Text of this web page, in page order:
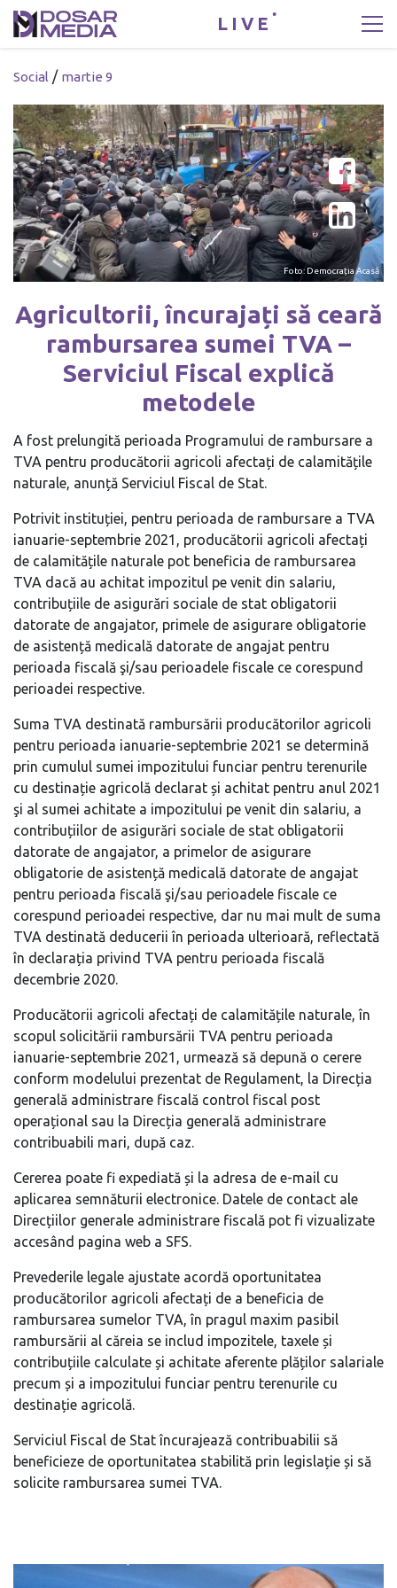
LIVE
Social / martie 9
Foto: Democrația Acasă
Agricultorii, încurajați să ceară
rambursarea sumei TVA –
Serviciul Fiscal explică
metodele
A fost prelungită perioada Programului de rambursare a
TVA pentru producătorii agricoli afectați de calamitățile
naturale, anunță Serviciul Fiscal de Stat.
Potrivit instituției, pentru perioada de rambursare a TVA
ianuarie-septembrie 2021, producătorii agricoli afectați
de calamitățile naturale pot beneficia de rambursarea
TVA dacă au achitat impozitul pe venit din salariu,
contribuțiile de asigurări sociale de stat obligatorii
datorate de angajator, primele de asigurare obligatorie
de asistență medicală datorate de angajat pentru
perioada fiscală şi/sau perioadele fiscale ce corespund
perioadei respective.
Suma TVA destinată rambursării producătorilor agricoli
pentru perioada ianuarie-septembrie 2021 se determină
prin cumulul sumei impozitului funciar pentru terenurile
cu destinație agricolă declarat și achitat pentru anul 2021
şi al sumei achitate a impozitului pe venit din salariu, a
contribuțiilor de asigurări sociale de stat obligatorii
datorate de angajator, a primelor de asigurare
obligatorie de asistență medicală datorate de angajat
pentru perioada fiscală şi/sau perioadele fiscale ce
corespund perioadei respective, dar nu mai mult de suma
TVA destinată deducerii în perioada ulterioară, reflectată
în declarația privind TVA pentru perioada fiscală
decembrie 2020.
Producătorii agricoli afectați de calamitățile naturale, în
scopul solicitării rambursării TVA pentru perioada
ianuarie-septembrie 2021, urmează să depună o cerere
conform modelului prezentat de Regulament, la Direcția
generală administrare fiscală control fiscal post
operațional sau la Direcția generală administrare
contribuabili mari, după caz.
Cererea poate fi expediată și la adresa de e-mail cu
aplicarea semnăturii electronice. Datele de contact ale
Direcțiilor generale administrare fiscală pot fi vizualizate
accesând pagina web a SFS.
Prevederile legale ajustate acordă oportunitatea
producătorilor agricoli afectați de a beneficia de
rambursarea sumelor TVA, în pragul maxim pasibil
rambursării al căreia se includ impozitele, taxele și
contribuțiile calculate și achitate aferente plăților salariale
precum și a impozitului funciar pentru terenurile cu
destinație agricolă.
Serviciul Fiscal de Stat încurajează contribuabilii să
beneficieze de oportunitatea stabilită prin legislație și să
solicite rambursarea sumei TVA.